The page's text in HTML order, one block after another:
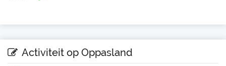
Activiteit op Oppasland